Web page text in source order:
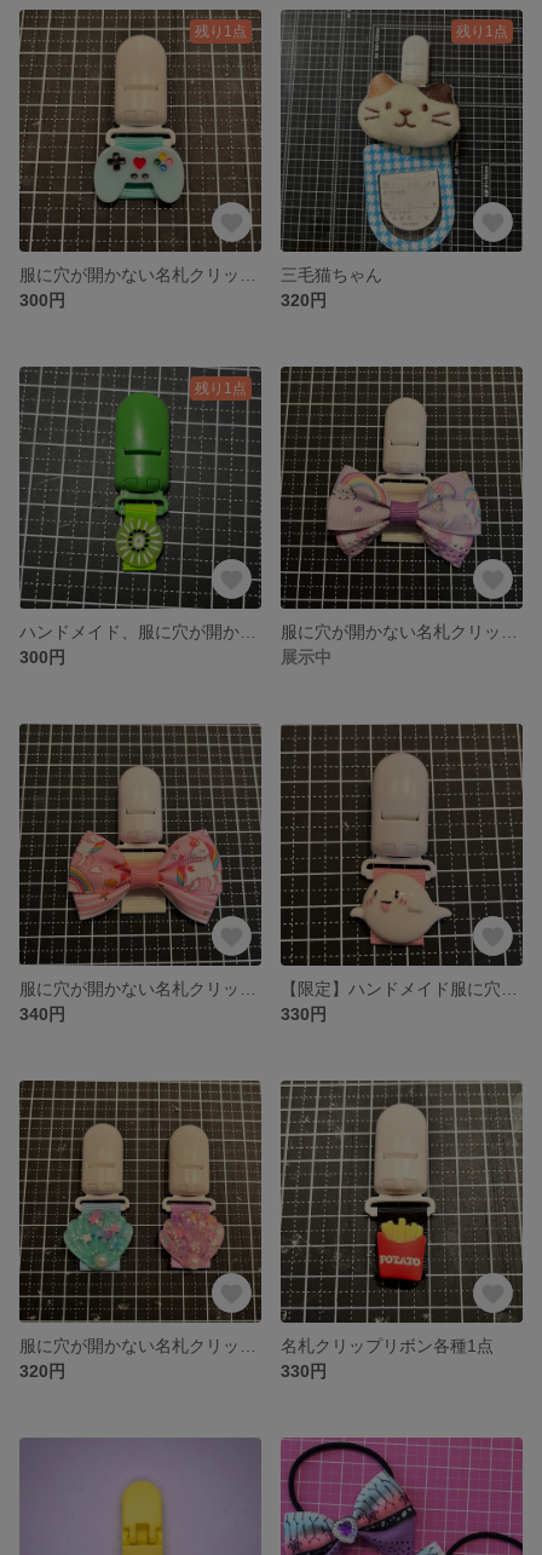
残り1点
300円
残り1点
三毛猫ちゃん
320円
残り1点
300円
展示中
340円
330円
320円
名札クリップリボン各種1点
330円